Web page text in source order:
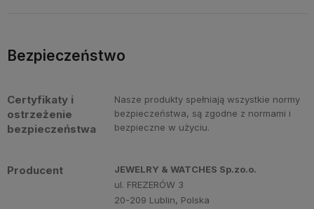
Bezpieczeństwo
Certyfikaty i
ostrzeżenie
bezpieczeństwa
Nasze produkty spełniają wszystkie normy
bezpieczeństwa, są zgodne z normami i
bezpieczne w użyciu.
Producent
JEWELRY & WATCHES Sp.zo.o.
ul. FREZERÓW 3
20-209 Lublin, Polska